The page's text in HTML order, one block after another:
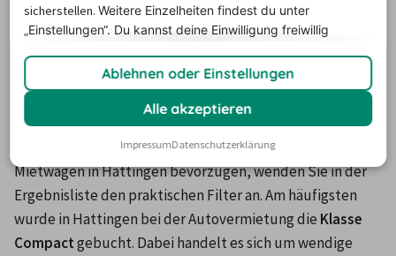
Welche Wagenklasse wird in
Hattingen bei Mietwagen gerne
gebucht?
Wenn Sie eine bestimmte Warenkategorie bei Ihrem
Mietwagen in Hattingen bevorzugen, wenden Sie in der
Ergebnisliste den praktischen Filter an. Am häufigsten
wurde in Hattingen bei der Autovermietung die Klasse
Compact gebucht. Dabei handelt es sich um wendige
sicherstellen.Weitere Einzelheiten findest du unter
„Einstellungen“. Du kannst deine Einwilligung freiwillig
Ablehnen oder Einstellungen
Alle akzeptieren
ImpressumDatenschutzerklärung